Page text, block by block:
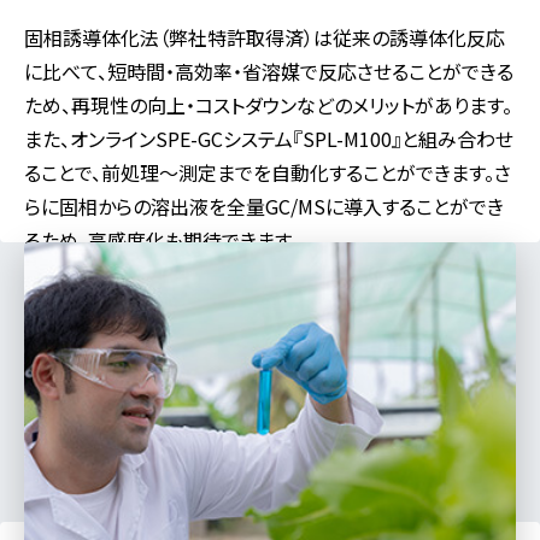
固相誘導体化法（弊社特許取得済）は従来の誘導体化反応
に比べて、短時間・高効率・省溶媒で反応させることができる
ため、再現性の向上・コストダウンなどのメリットがあります。
また、オンラインSPE-GCシステム『SPL-M100』と組み合わせ
ることで、前処理～測定までを自動化することができます。さ
らに固相からの溶出液を全量GC/MSに導入することができ
るため、高感度化も期待できます。
対応分野
食品
製薬 バイオ